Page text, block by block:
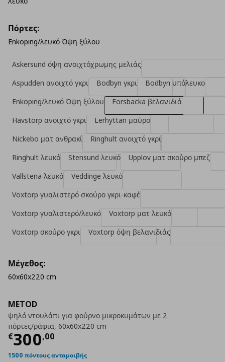
METOD
ψηλό ντουλάπι για φούρνο μικροκυμάτων με 2
πόρτες/ράφια, 60x60x220 cm
€300,00
Τρέχουσα τιμή
1500 πόντους ανταμοιβής
Πόρτες:
Enkoping/λευκό Όψη ξύλου
Askersund όψη ανοιχτόχρωμης μελιάς
Aspudden ανοιχτό γκρι
Bodbyn γκρι
Bodbyn υπόλευκο
Enkoping/λευκό Όψη ξύλου
Forsbacka βελανιδιά
Havstorp ανοιχτό γκρι
Lerhyttan μαύρο
Nickebo ματ ανθρακί
Ringhult ανοιχτό γκρι
Ringhult λευκό
Stensund λευκό
Upplov ματ σκούρο μπεζ
Vallstena λευκό
Veddinge λευκό
Voxtorp γυαλιστερό σκούρο γκρι-καφέ
Voxtorp γυαλιστερό/λευκό
Voxtorp ματ λευκό
Voxtorp σκούρο γκρι
Voxtorp όψη βελανιδιάς
Μέγεθος:
60x60x220 cm